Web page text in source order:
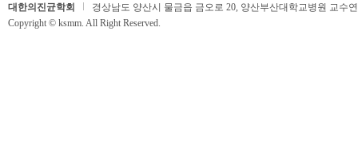
대한의진균학회
경상남도 양산시 물금읍 금오로 20, 양산부산대학교병원 교수
Copyright © ksmm. All Right Reserved.